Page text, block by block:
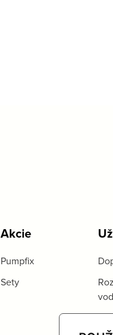
Akcie
Pumpfix
Sety